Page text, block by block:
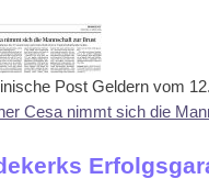
Post Geldern vom
Cesa nimmt sich die